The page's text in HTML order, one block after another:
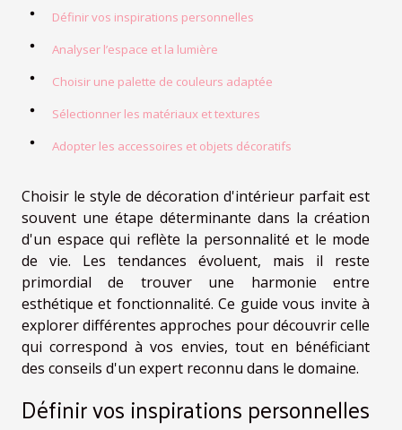
Définir vos inspirations personnelles
Analyser l’espace et la lumière
Choisir une palette de couleurs adaptée
Sélectionner les matériaux et textures
Adopter les accessoires et objets décoratifs
Choisir le style de décoration d'intérieur parfait est
souvent une étape déterminante dans la création
d'un espace qui reflète la personnalité et le mode
de vie. Les tendances évoluent, mais il reste
primordial de trouver une harmonie entre
esthétique et fonctionnalité. Ce guide vous invite à
explorer différentes approches pour découvrir celle
qui correspond à vos envies, tout en bénéficiant
des conseils d'un expert reconnu dans le domaine.
Définir vos inspirations personnelles